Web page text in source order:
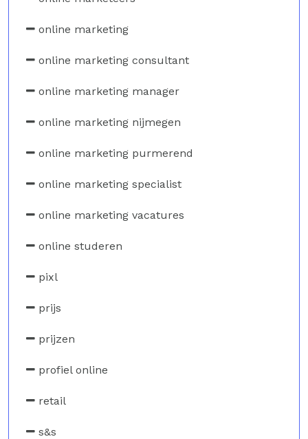
online marketing
online marketing consultant
online marketing manager
online marketing nijmegen
online marketing purmerend
online marketing specialist
online marketing vacatures
online studeren
pixl
prijs
prijzen
profiel online
retail
s&s